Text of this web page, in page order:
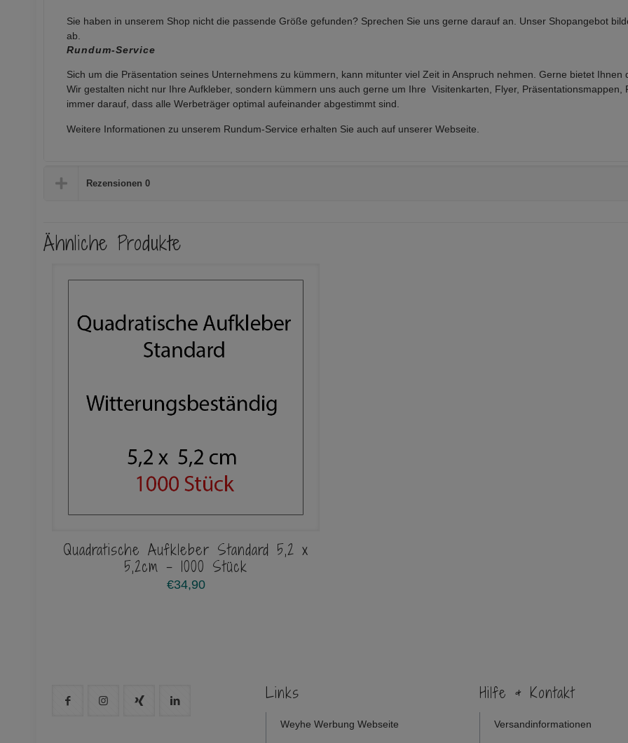
Sie haben in unserem Shop nicht die passende Größe gefunden? Sprechen Sie uns gerne darauf an. Unser Shopangebot
ab.
Rundum-Service
Sich um die Präsentation seines Unternehmens zu kümmern, kann mitunter viel Zeit in Anspruch nehmen. Gerne bietet Ihnen
Wir gestalten nicht nur Ihre Aufkleber, sondern kümmern uns auch gerne um Ihre Visitenkarten, Flyer,
immer darauf, dassalle Werbeträger optimal aufeinanderabgestimmt sind.
Weitere Informationen zu unserem Rundum-Service erhalten Sie auch auf unserer Webseite
Rezensionen 0
Ähnliche Produkte
Quadratische Aufkleber Standard 5,2 x
5,2cm – 1000 Stück
€34,90
Links
Weyhe Werbung Webseite
Hilfe & Kontakt
Versandinformationen